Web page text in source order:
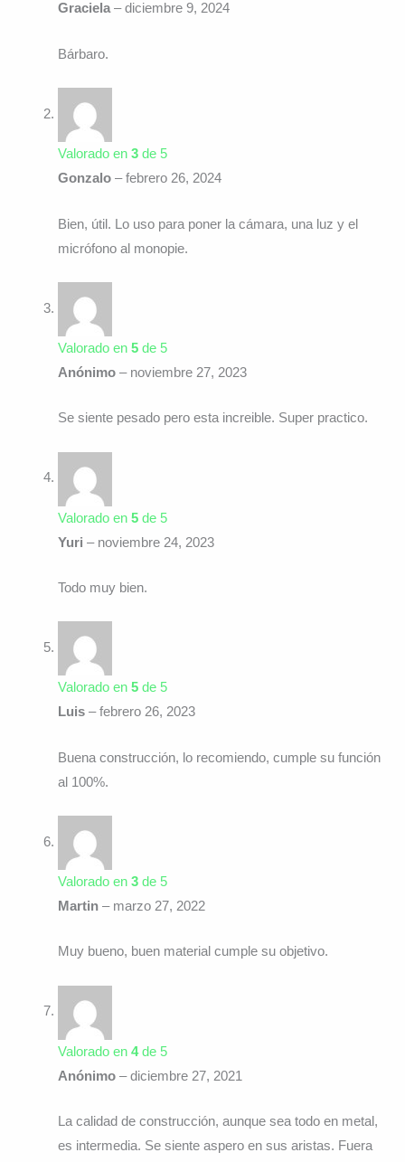
Graciela– diciembre 9, 2024
Bárbaro.
Valorado en 3de 5
Gonzalo – febrero 26, 2024
Bien, útil. Lo uso para poner la cámara, una luz y el
micrófono al monopie.
Valorado en 5de 5
Anónimo – noviembre 27, 2023
Se siente pesado pero esta increible. Super practico.
Valorado en 5de 5
Yuri – noviembre 24, 2023
Todo muy bien.
Valorado en 5de 5
Luis – febrero 26, 2023
Buena construcción, lo recomiendo, cumple su función
al 100%.
Valorado en 3de 5
Martin – marzo 27, 2022
Muy bueno, buen material cumple su objetivo.
Valorado en 4de 5
Anónimo – diciembre 27, 2021
La calidad de construcción, aunque sea todo en metal,
es intermedia. Se siente aspero en sus aristas. Fuera